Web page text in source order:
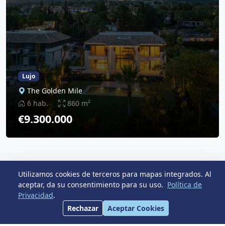
Lujo
The Golden Mile
6 hab.
860 m²
€9.300.000
Últimas Propiedades
Utilizamos cookies de terceros para mapas integrados. Al
aceptar, da su consentimiento para su uso. Política de
Privacidad.
Rechazar
Aceptar Cookies